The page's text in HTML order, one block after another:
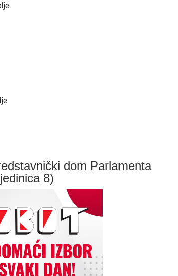
dom Parlamenta
8)